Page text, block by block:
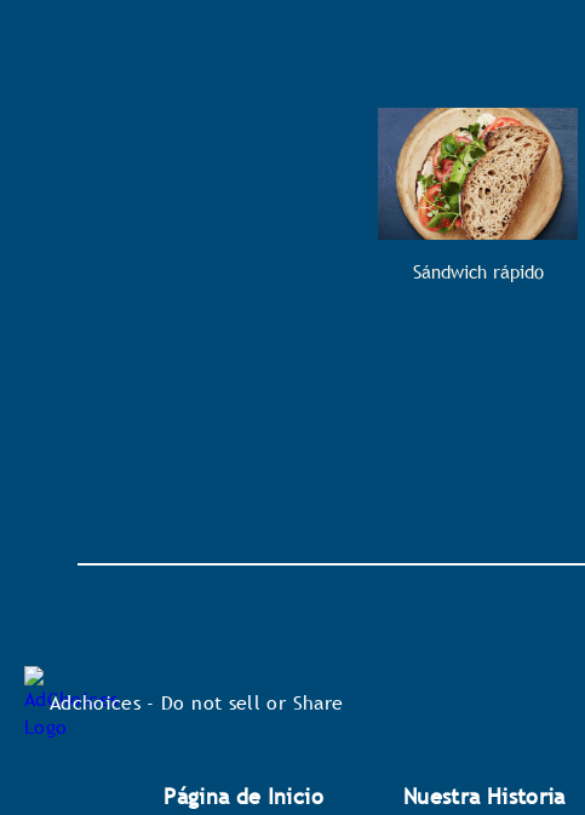
Sándwich rápido
Adchoices - Do not sell or Share
Página de Inicio Nuestra Historia